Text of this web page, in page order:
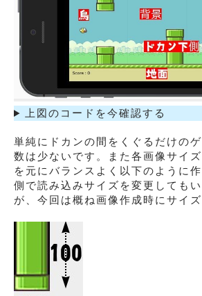
上図のコードを今確認する
単純にドカンの間をくぐるだけの
数は少ないです。また各画像サイ
を元にバランスよく以下のように
側で読み込みサイズを変更しても
が、今回は概ね画像作成時にサイ